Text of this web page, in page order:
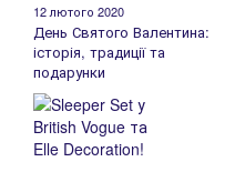
12 лютого 2020
День Святого Валентина:
історія, традиції та
подарунки